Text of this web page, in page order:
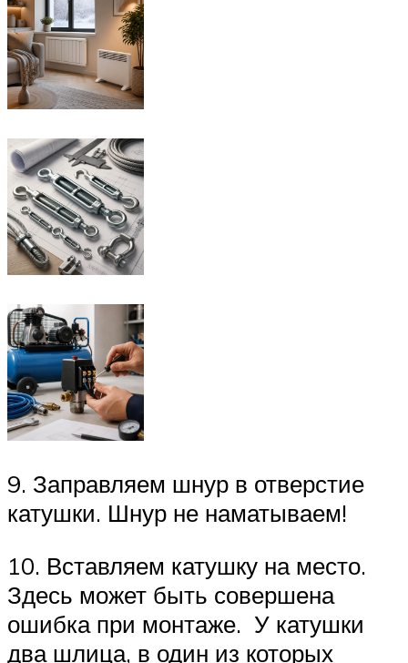
9. Заправляем шнур в отверстие
катушки. Шнур не наматываем!
10. Вставляем катушку на место.
Здесь может быть совершена
ошибка при монтаже. У катушки
два шлица, в один из которых